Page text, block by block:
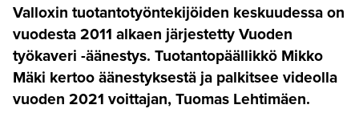
Valloxin tuotantotyöntekijöiden keskuudessa on
vuodesta 2011 alkaen järjestetty Vuoden
työkaveri -äänestys. Tuotantopäällikkö Mikko
Mäki kertoo äänestyksestä ja palkitsee videolla
vuoden 2021 voittajan, Tuomas Lehtimäen.